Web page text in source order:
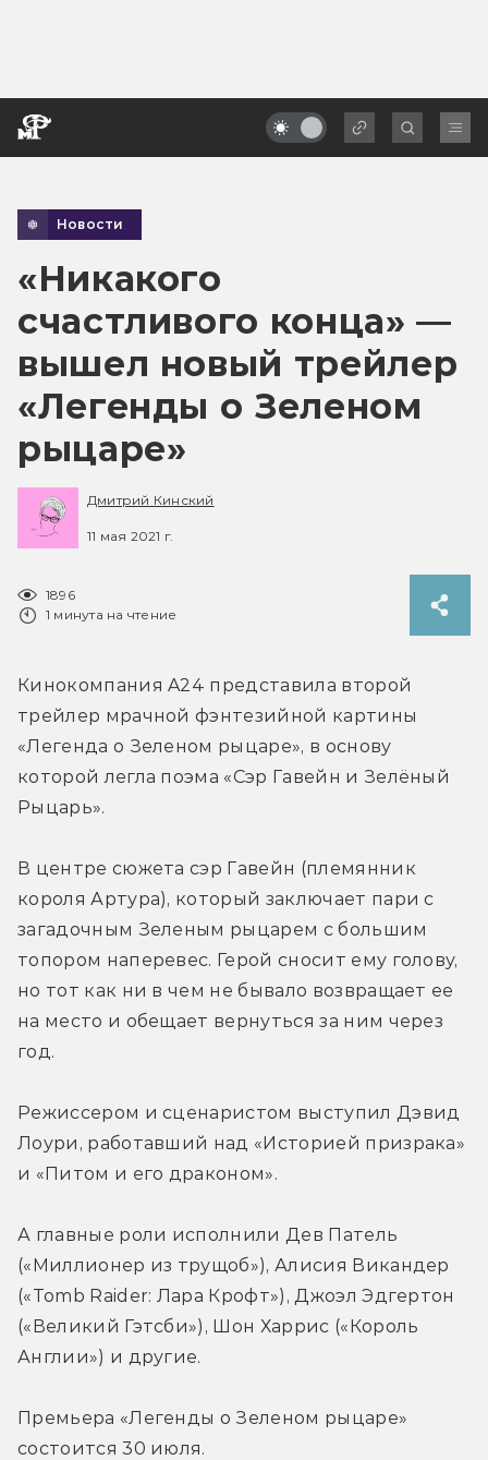
Новости
«Никакого
счастливого конца» —
вышел новый трейлер
«Легенды о Зеленом
рыцаре»
Дмитрий Кинский
11 мая 2021 г.
1896
1 минута на чтение
Кинокомпания A24 представила второй
трейлер мрачной фэнтезийной картины
«Легенда о Зеленом рыцаре», в основу
которой легла поэма «Сэр Гавейн и Зелёный
Рыцарь».
В центре сюжета сэр Гавейн (племянник
короля Артура), который заключает пари с
загадочным Зеленым рыцарем с большим
топором наперевес. Герой сносит ему голову,
но тот как ни в чем не бывало возвращает ее
на место и обещает вернуться за ним через
год.
Режиссером и сценаристом выступил Дэвид
Лоури, работавший над «Историей призрака»
и «Питом и его драконом».
А главные роли исполнили Дев Патель
(«Миллионер из трущоб»), Алисия Викандер
(«Tomb Raider: Лара Крофт»), Джоэл Эдгертон
(«Великий Гэтсби»), Шон Харрис («Король
Англии») и другие.
Премьера «Легенды о Зеленом рыцаре»
состоится 30 июля.